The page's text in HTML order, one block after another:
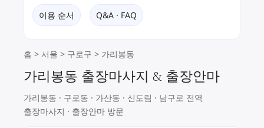
이용 순서 Q&A · FAQ
홈 > 서울 > 구로구 > 가리봉동
가리봉동 출장마사지 & 출장안마
가리봉동 · 구로동 · 가산동 · 신도림 · 남구로 전역
출장마사지 · 출장안마 방문